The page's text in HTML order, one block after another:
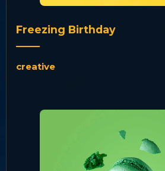
Freezing Birthday
creative